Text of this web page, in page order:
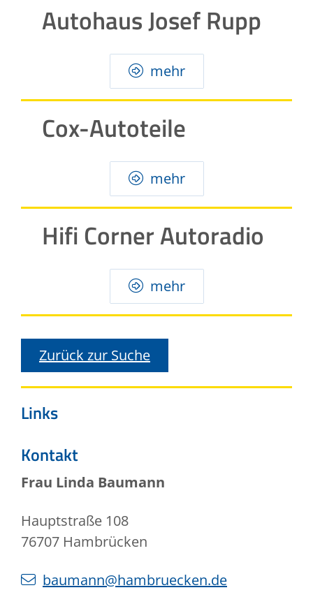
Autohaus Josef Rupp
mehr
Cox-Autoteile
mehr
Hifi Corner Autoradio
mehr
Zurück zur Suche
Links
Kontakt
Frau Linda Baumann
Hauptstraße 108
76707 Hambrücken
baumann@hambruecken.de